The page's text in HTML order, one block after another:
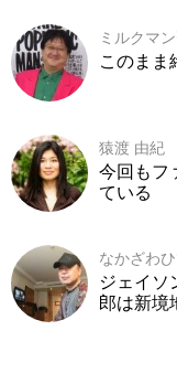
ミルクマ
このまま
猿渡 由紀
今回もフ
ている
なかざわ
ジェイソ
郎は新境